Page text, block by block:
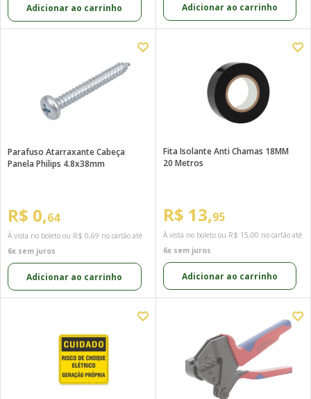
Adicionar ao carrinho Adicionar ao carrinho
Parafuso Atarraxante Cabeça
Panela Philips 4.8x38mm
R$ 0,64
À vista no boleto ou R$ 0,69 no cartão até
6x sem juros
Adicionar ao carrinho
Fita Isolante Anti Chamas 18MM
20 Metros
R$ 13,95
À vista no boleto ou R$ 15,00 no cartão até
6x sem juros
Adicionar ao carrinho